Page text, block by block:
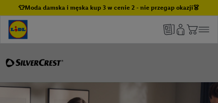
👕Moda damska i męska kup 3 w cenie 2 - nie przegap okazji👗